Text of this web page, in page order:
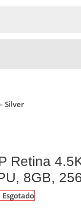
Silver
Retina
8GB,
Esgotado